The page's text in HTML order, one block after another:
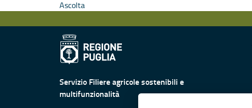
Ascolta
Servizio Filiere agricole sostenibili e
multifunzionalità